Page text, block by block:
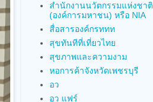
สำนักงานนวัตกรรมแห่งชาติ
(องค์การมหาชน) หรือ NIA
สื่อสารองค์กรททท
สุขทันทีที่เที่ยวไทย
สุขภาพและความงาม
หอการค้าจังหวัดเพชรบุรี
อว
อว แฟร์